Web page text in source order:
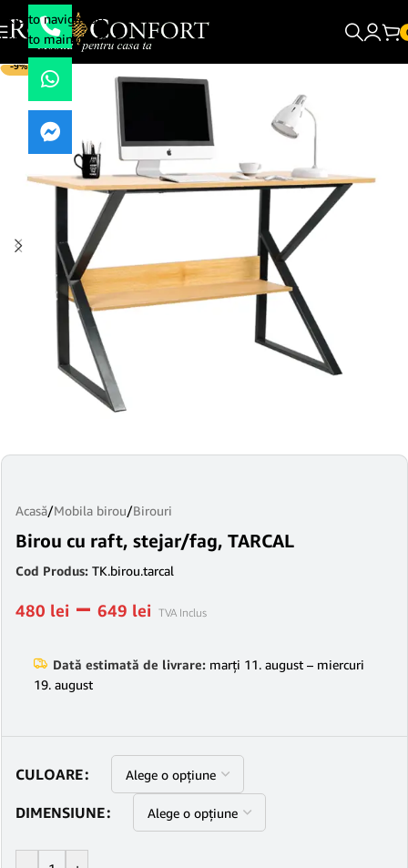
Skip to navigation
Skip to main content
-9%
Acasă/Mobila birou/Birouri
Birou cu raft, stejar/fag, TARCAL
Cod Produs: TK.birou.tarcal
480 lei – 649 lei TVA Inclus
Dată estimată de livrare: marți 11. august – miercuri
19. august
CULOARE
DIMENSIUNE